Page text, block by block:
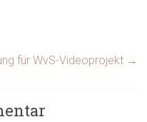
für WvS-Videoprojekt →